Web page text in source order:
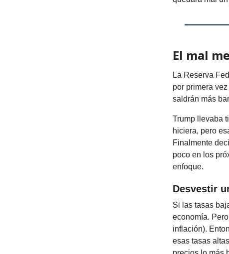
El mal
La Reserva
por primera
saldrán más
Trump llevaba
hiciera, pero
Finalmente
poco en los
enfoque.
Desvestir
Si las tasas
economía.
inflación).
esas tasas